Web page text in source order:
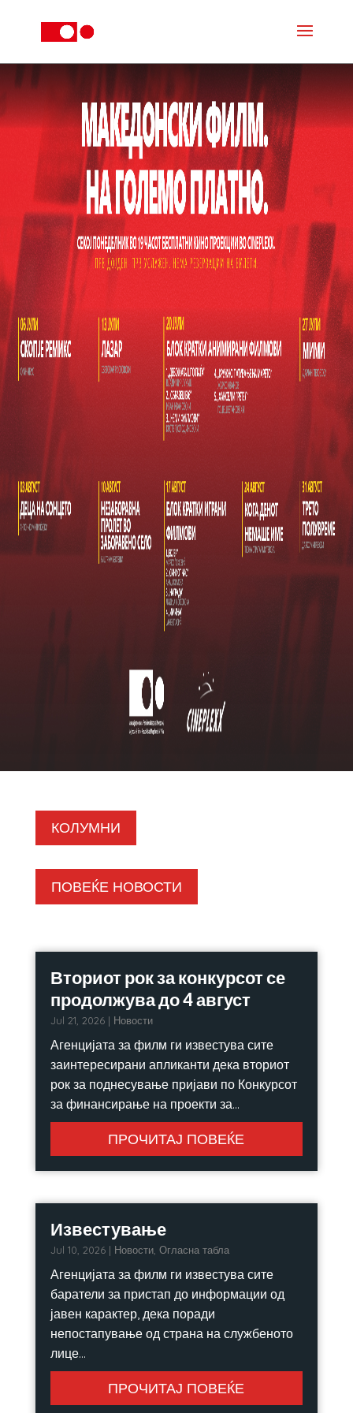
КОЛУМНИ
ПОВЕЌЕ НОВОСТИ
Вториот рок за конкурсот се
продолжува до 4 август
Jul 21, 2026| Новости
Агенцијата за филм ги известува сите
заинтересирани апликанти дека вториот
рок за поднесување пријави по Конкурсот
за финансирање на проекти за...
ПРОЧИТАЈ ПОВЕЌЕ
Известување
Jul 10, 2026| Новости, Огласна табла
Агенцијата за филм ги известува сите
баратели за пристап до информации од
јавен карактер, дека поради
непостапување од страна на службеното
лице...
ПРОЧИТАЈ ПОВЕЌЕ